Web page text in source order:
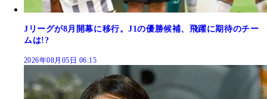
Jリーグが8月開幕に移行。J1の優勝候補、飛躍に期待のチー
ムは!?
2026年08月05日 06:15